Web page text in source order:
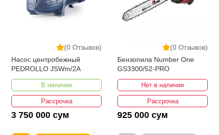
(0 Отзывов)
Насос центробежный
PEDROLLO JSWm/2A
В наличии
Рассрочка
3 750 000 сум
(0 Отзывов)
Бензопила Number One
GS3300/52-PRO
Нет в наличии
Рассрочка
925 000 сум